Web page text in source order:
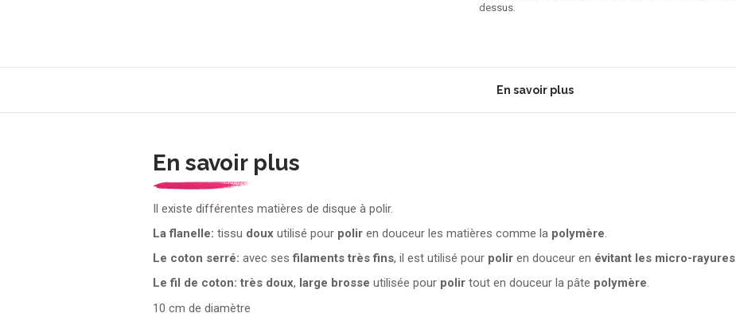
dessus.
En savoir plus
En savoir plus
Il existe différentes matières de disque à polir.
La flanelle: tissu doux utilisé pour polir en douceur les matières comme la polymère.
Le coton serré: avec sesfilaments très fins, il est utilisé pour polir en douceur en évitant les micro-rayures
Le fil de coton: très doux, large brosse utilisée pour polir tout en douceur la pâte polymère.
10 cm de diamètre